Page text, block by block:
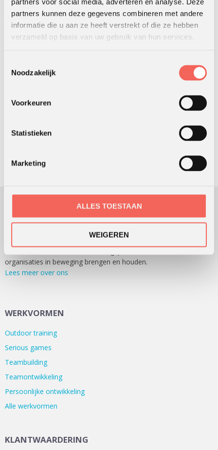
partners kunnen deze gegevens combineren met andere
informatie die u aan ze heeft verstrekt of die ze hebben
verzameld op basis van uw gebruik van hun services.
Noodzakelijk
Voorkeuren
Statistieken
Marketing
ALLES TOESTAAN
WEIGEREN
ZOEKEN
OUTING HOLLAND
Sinds 1991 ondersteunen we klanten bij het ontwikkelen en
organisaties in beweging brengen en houden.
Lees meer over ons
WERKVORMEN
Outdoor training
Serious games
Teambuilding
Teamontwikkeling
Persoonlijke ontwikkeling
Alle werkvormen
KLANTWAARDERING